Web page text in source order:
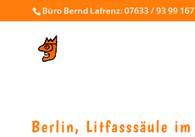
Büro Bernd Lafrenz: 07633 / 93 99 167
Berlin, Litfasssäule im